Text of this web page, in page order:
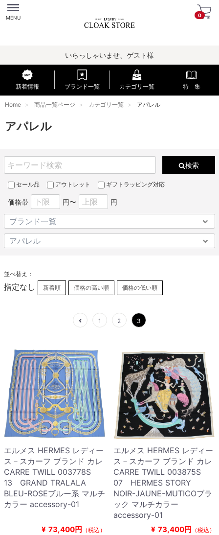
Menu
MENU 0
いらっしゃいませ、ゲスト様
新着情報 ブランド一覧 カテゴリ一覧 特 集
Home 商品一覧ページ カテゴリ一覧 アパレル
アパレル
検索
セール品 アウトレット ギフトラッピング対応
価格帯 円〜 円
並べ替え：
指定なし 新着順 価格の高い順 価格の低い順
1 2 3
エルメス HERMES レディー
ス－スカーフ ブランド カレ
CARRE TWILL 003778S
13 GRAND TRALALA
BLEU-ROSEブルー系 マルチ
カラー accessory-01
¥ 73,400円 （税込）
エルメス HERMES レディー
ス－スカーフ ブランド カレ
CARRE TWILL 003875S
07 HERMES STORY
NOIR-JAUNE-MUTICOブラ
ック マルチカラー
accessory-01
¥ 73,400円 （税込）